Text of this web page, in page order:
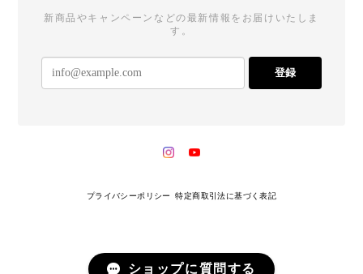
新商品やキャンペーンなどの最新情報をお届けいたしま
す。
登録
プライバシーポリシー 特定商取引法に基づく表記
ショップに質問する